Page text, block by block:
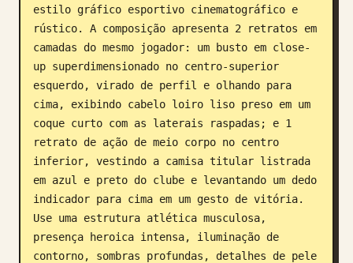
estilo gráfico esportivo cinematográfico e
rústico. A composição apresenta 2 retratos em
camadas do mesmo jogador: um busto em close-
up superdimensionado no centro-superior
esquerdo, virado de perfil e olhando para
cima, exibindo cabelo loiro liso preso em um
coque curto com as laterais raspadas; e 1
retrato de ação de meio corpo no centro
inferior, vestindo a camisa titular listrada
em azul e preto do clube e levantando um dedo
indicador para cima em um gesto de vitória.
Use uma estrutura atlética musculosa,
presença heroica intensa, iluminação de
contorno, sombras profundas, detalhes de pele